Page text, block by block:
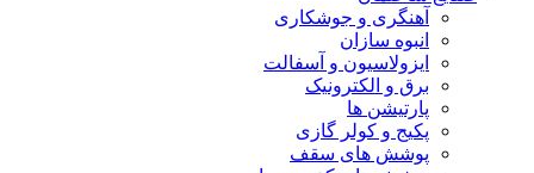
آهنگری و جوشکاری
انبوه سازان
ایزولاسیون و آسفالت
برق و الکترونیک
پارتیشن ها
پکیج و کولر گازی
پوشش های سقف